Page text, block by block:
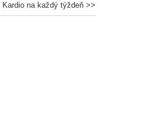
Kardio na každý týždeň >>